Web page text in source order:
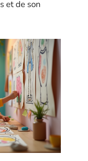
et de son